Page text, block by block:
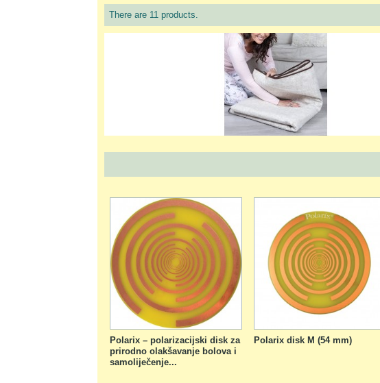
There are 11 products.
Polarix – polarizacijski disk za
prirodno olakšavanje bolova i
samoliječenje...
Polarix disk M (54 mm)